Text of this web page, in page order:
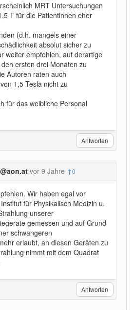
MRT Untersuchungen
T für die Patientinnen eher
(d.h. mangels einer
absolut sicher zu
weiter empfohlen, auf derartige
ersten drei Monaten zu
Autoren raten auch
1,5 Tesla nicht zu
für das weibliche Personal
Antworten
vor 9 Jahre ↑0
Wir haben egal vor
für Physikalisch Medizin u.
unserer
gemessen und auf Grund
schwangeren
erlaubt, an diesen Geräten zu
nimmt mit dem Quadrat
Antworten